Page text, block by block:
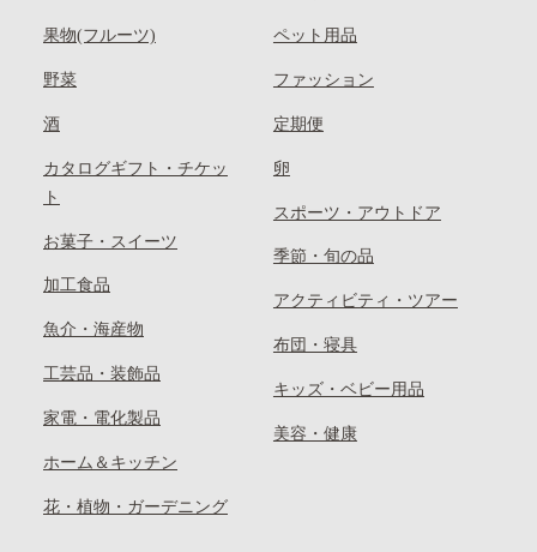
果物(フルーツ)
野菜
酒
カタログギフト・チケッ
ト
お菓子・スイーツ
加工食品
魚介・海産物
工芸品・装飾品
家電・電化製品
ホーム＆キッチン
花・植物・ガーデニング
ペット用品
ファッション
定期便
卵
スポーツ・アウトドア
季節・旬の品
アクティビティ・ツアー
布団・寝具
キッズ・ベビー用品
美容・健康